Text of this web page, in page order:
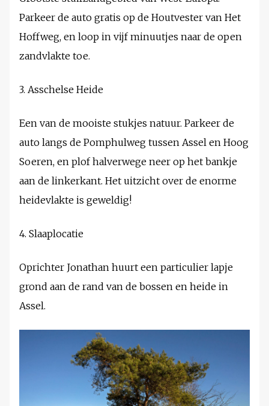
Parkeer de auto gratis op de Houtvester van Het
Hoffweg, en loop in vijf minuutjes naar de open
zandvlakte toe.
3. Asschelse Heide
Een van de mooiste stukjes natuur. Parkeer de
auto langs de Pomphulweg tussen Assel en Hoog
Soeren, en plof halverwege neer op het bankje
aan de linkerkant. Het uitzicht over de enorme
heidevlakte is geweldig!
4. Slaaplocatie
Oprichter Jonathan huurt een particulier lapje
grond aan de rand van de bossen en heide in
Assel.